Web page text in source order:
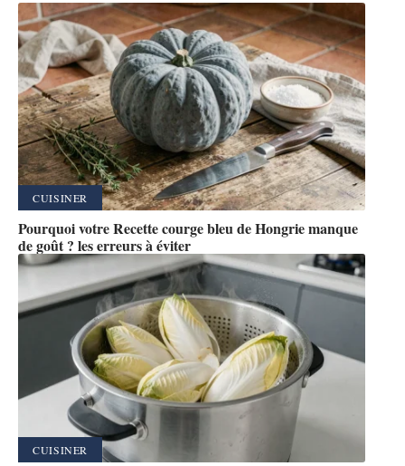
CUISINER
Pourquoi votre Recette courge bleu de Hongrie manque
de goût ? les erreurs à éviter
CUISINER